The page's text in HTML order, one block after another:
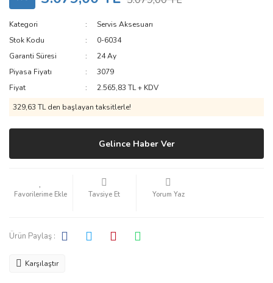
Kategori
Servis Aksesuarı
Stok Kodu
0-6034
Garanti Süresi
24 Ay
Piyasa Fiyatı
3079
Fiyat
2.565,83 TL + KDV
329,63 TL den başlayan taksitlerle!
Gelince Haber Ver
Tavsiye Et Yorum Yaz
Ürün Paylaş :
Karşılaştır